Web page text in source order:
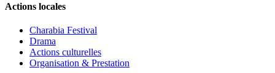
Actions locales
Charabia Festival
Drama
Actions culturelles
Organisation & Prestation